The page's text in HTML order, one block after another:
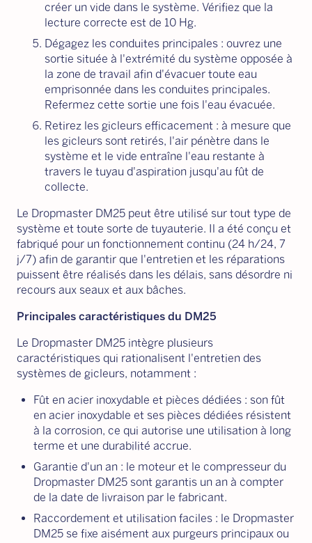
créer un vide dans le système. Vérifiez que la
lecture correcte est de 10 Hg.
Dégagez les conduites principales : ouvrez une
sortie située à l'extrémité du système opposée à
la zone de travail afin d'évacuer toute eau
emprisonnée dans les conduites principales.
Refermez cette sortie une fois l'eau évacuée.
Retirez les gicleurs efficacement : à mesure que
les gicleurs sont retirés, l'air pénètre dans le
système et le vide entraîne l'eau restante à
travers le tuyau d'aspiration jusqu'au fût de
collecte.
Le Dropmaster DM25 peut être utilisé sur tout type de
système et toute sorte de tuyauterie. Il a été conçu et
fabriqué pour un fonctionnement continu (24 h/24, 7
j/7) afin de garantir que l'entretien et les réparations
puissent être réalisés dans les délais, sans désordre ni
recours aux seaux et aux bâches.
Principales caractéristiques du DM25
Le Dropmaster DM25 intègre plusieurs
caractéristiques qui rationalisent l'entretien des
systèmes de gicleurs, notamment :
Fût en acier inoxydable et pièces dédiées : son fût
en acier inoxydable et ses pièces dédiées résistent
à la corrosion, ce qui autorise une utilisation à long
terme et une durabilité accrue.
Garantie d'un an : le moteur et le compresseur du
Dropmaster DM25 sont garantis un an à compter
de la date de livraison par le fabricant.
Raccordement et utilisation faciles : le Dropmaster
DM25 se fixe aisément aux purgeurs principaux ou